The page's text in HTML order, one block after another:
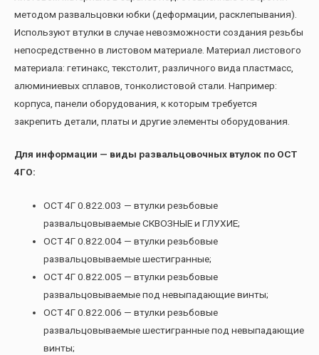
методом развальцовки юбки (деформации, расклепывания).
Используют втулки в случае невозможности создания резьбы
непосредственно в листовом материале. Материал листового
материала: гетинакс, текстолит, различного вида пластмасс,
алюминиевых сплавов, тонколистовой стали. Например:
корпуса, панели оборудования, к которым требуется
закрепить детали, платы и другие элементы оборудования.
Для информации — виды развальцовочных втулок по ОСТ
4ГО:
ОСТ 4Г 0.822.003 — втулки резьбовые
развальцовываемые СКВОЗНЫЕ и ГЛУХИЕ;
ОСТ 4Г 0.822.004 — втулки резьбовые
развальцовываемые шестигранные;
ОСТ 4Г 0.822.005 — втулки резьбовые
развальцовываемые под невыпадающие винты;
ОСТ 4Г 0.822.006 — втулки резьбовые
развальцовываемые шестигранные под невыпадающие
винты;